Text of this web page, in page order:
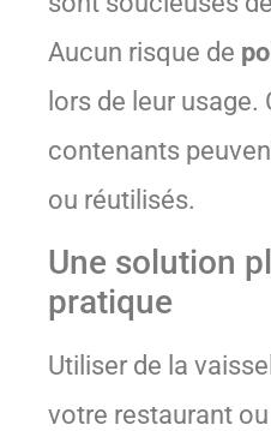
Aucun risque de
lors de leur
contenants
ou réutilisés.
Une solution
pratique
Utiliser de la
votre restaurant